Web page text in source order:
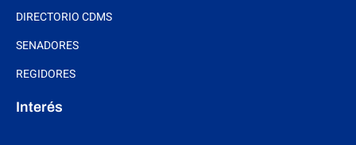
DIRECTORIO CDMS
SENADORES
REGIDORES
Interés